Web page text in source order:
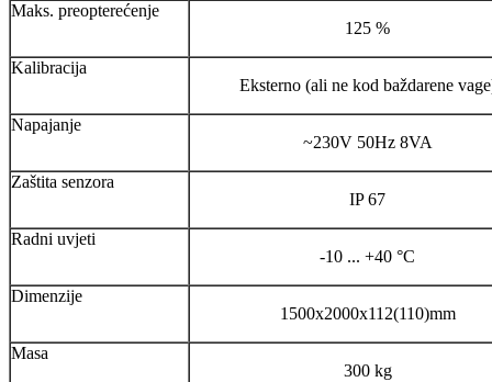
Maks. preopterećenje
125 %
Kalibracija
Eksterno (ali ne kod baždarene
Napajanje
~230V 50Hz 8VA
Zaštita senzora
IP 67
Radni uvjeti
-10 ... +40 °C
Dimenzije
1500x2000x112(110)mm
Masa
300 kg